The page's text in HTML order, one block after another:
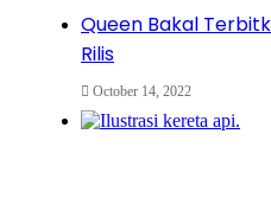
Queen Bakal
Rilis
October 14, 2022